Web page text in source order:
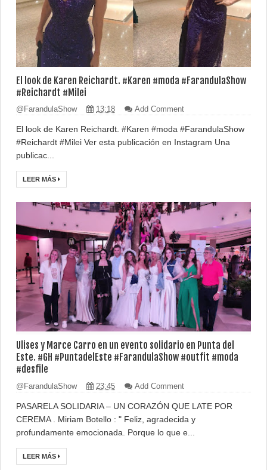
El look de Karen Reichardt. #Karen #moda #FarandulaShow
#Reichardt #Milei
@FarandulaShow 13:18 Add Comment
El look de Karen Reichardt. #Karen #moda #FarandulaShow
#Reichardt #Milei Ver esta publicación en Instagram Una
publicac...
LEER MÁS
Ulises y Marce Carro en un evento solidario en Punta del
Este. #GH #PuntadelEste #FarandulaShow #outfit #moda
#desfile
@FarandulaShow 23:45 Add Comment
PASARELA SOLIDARIA – UN CORAZÓN QUE LATE POR
CEREMA . Miriam Botello : " Feliz, agradecida y
profundamente emocionada. Porque lo que e...
LEER MÁS